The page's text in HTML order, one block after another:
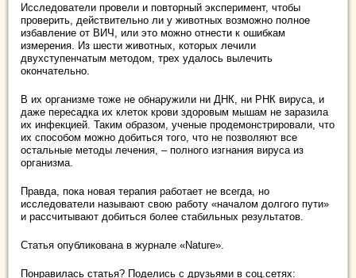
Исследователи провели и повторный эксперимент, чтобы
проверить, действительно ли у животных возможно полное
избавление от ВИЧ, или это можно отнести к ошибкам
измерения. Из шести животных, которых лечили
двухступенчатым методом, трех удалось вылечить
окончательно.
В их организме тоже не обнаружили ни ДНК, ни РНК вируса, и
даже пересадка их клеток крови здоровым мышам не заразила
их инфекцией. Таким образом, ученые продемонстрировали, что
их способом можно добиться того, что не позволяют все
остальные методы лечения, – полного изгнания вируса из
организма.
Правда, пока новая терапия работает не всегда, но
исследователи называют свою работу «началом долгого пути»
и рассчитывают добиться более стабильных результатов.
Статья опубликована в журнале «Nature».
Понравилась статья? Поделись с друзьями в соц.сетях: